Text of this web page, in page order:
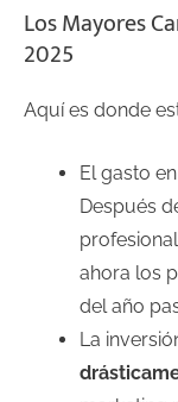
Los Mayores
2025
Aquí es donde
El gasto en
Después
ahora los
del año
La